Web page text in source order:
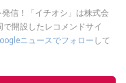
信！「イチオシ」は株式会
開設したレコメンドサイ
ニュースでフォロー して
ストの他の記事を読む